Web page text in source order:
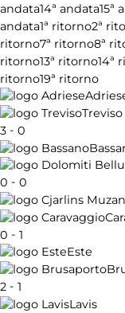
andata14ª andata15ª
andata1ª ritorno2ª
ritorno7ª ritorno8ª
ritorno13ª ritorno14ª
ritorno19ª ritorno
Treviso
3 - 0
0 - 0
0 - 1
Este
2 - 1
Lavis